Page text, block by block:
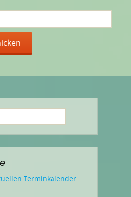
Terminkalender